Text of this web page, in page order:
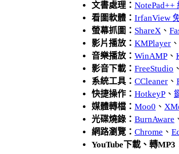
文書處理： NotePad++
看圖軟體： IrfanView
螢幕抓圖： ShareX、
影片播放： KMPlayer、
音樂播放： WinAMP、
影音下載： FreeStudio 、
系統工具： CCleaner、
快捷操作： HotkeyP、
媒體轉檔： Moo0 、
光碟燒錄： BurnAware
網路瀏覽： Chrome 、
YouTube下載、轉MP3